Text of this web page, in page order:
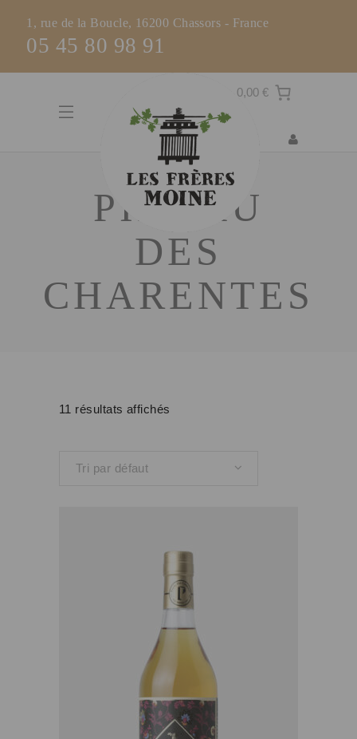
1, rue de la Boucle, 16200 Chassors - France
05 45 80 98 91
0,00 €
PINEAU
DES
CHARENTES
11 résultats affichés
Tri par défaut